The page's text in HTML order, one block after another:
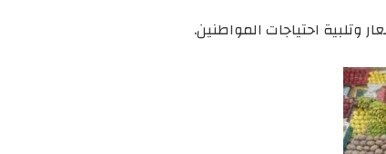
وتلبية احتياجات المواطنين.